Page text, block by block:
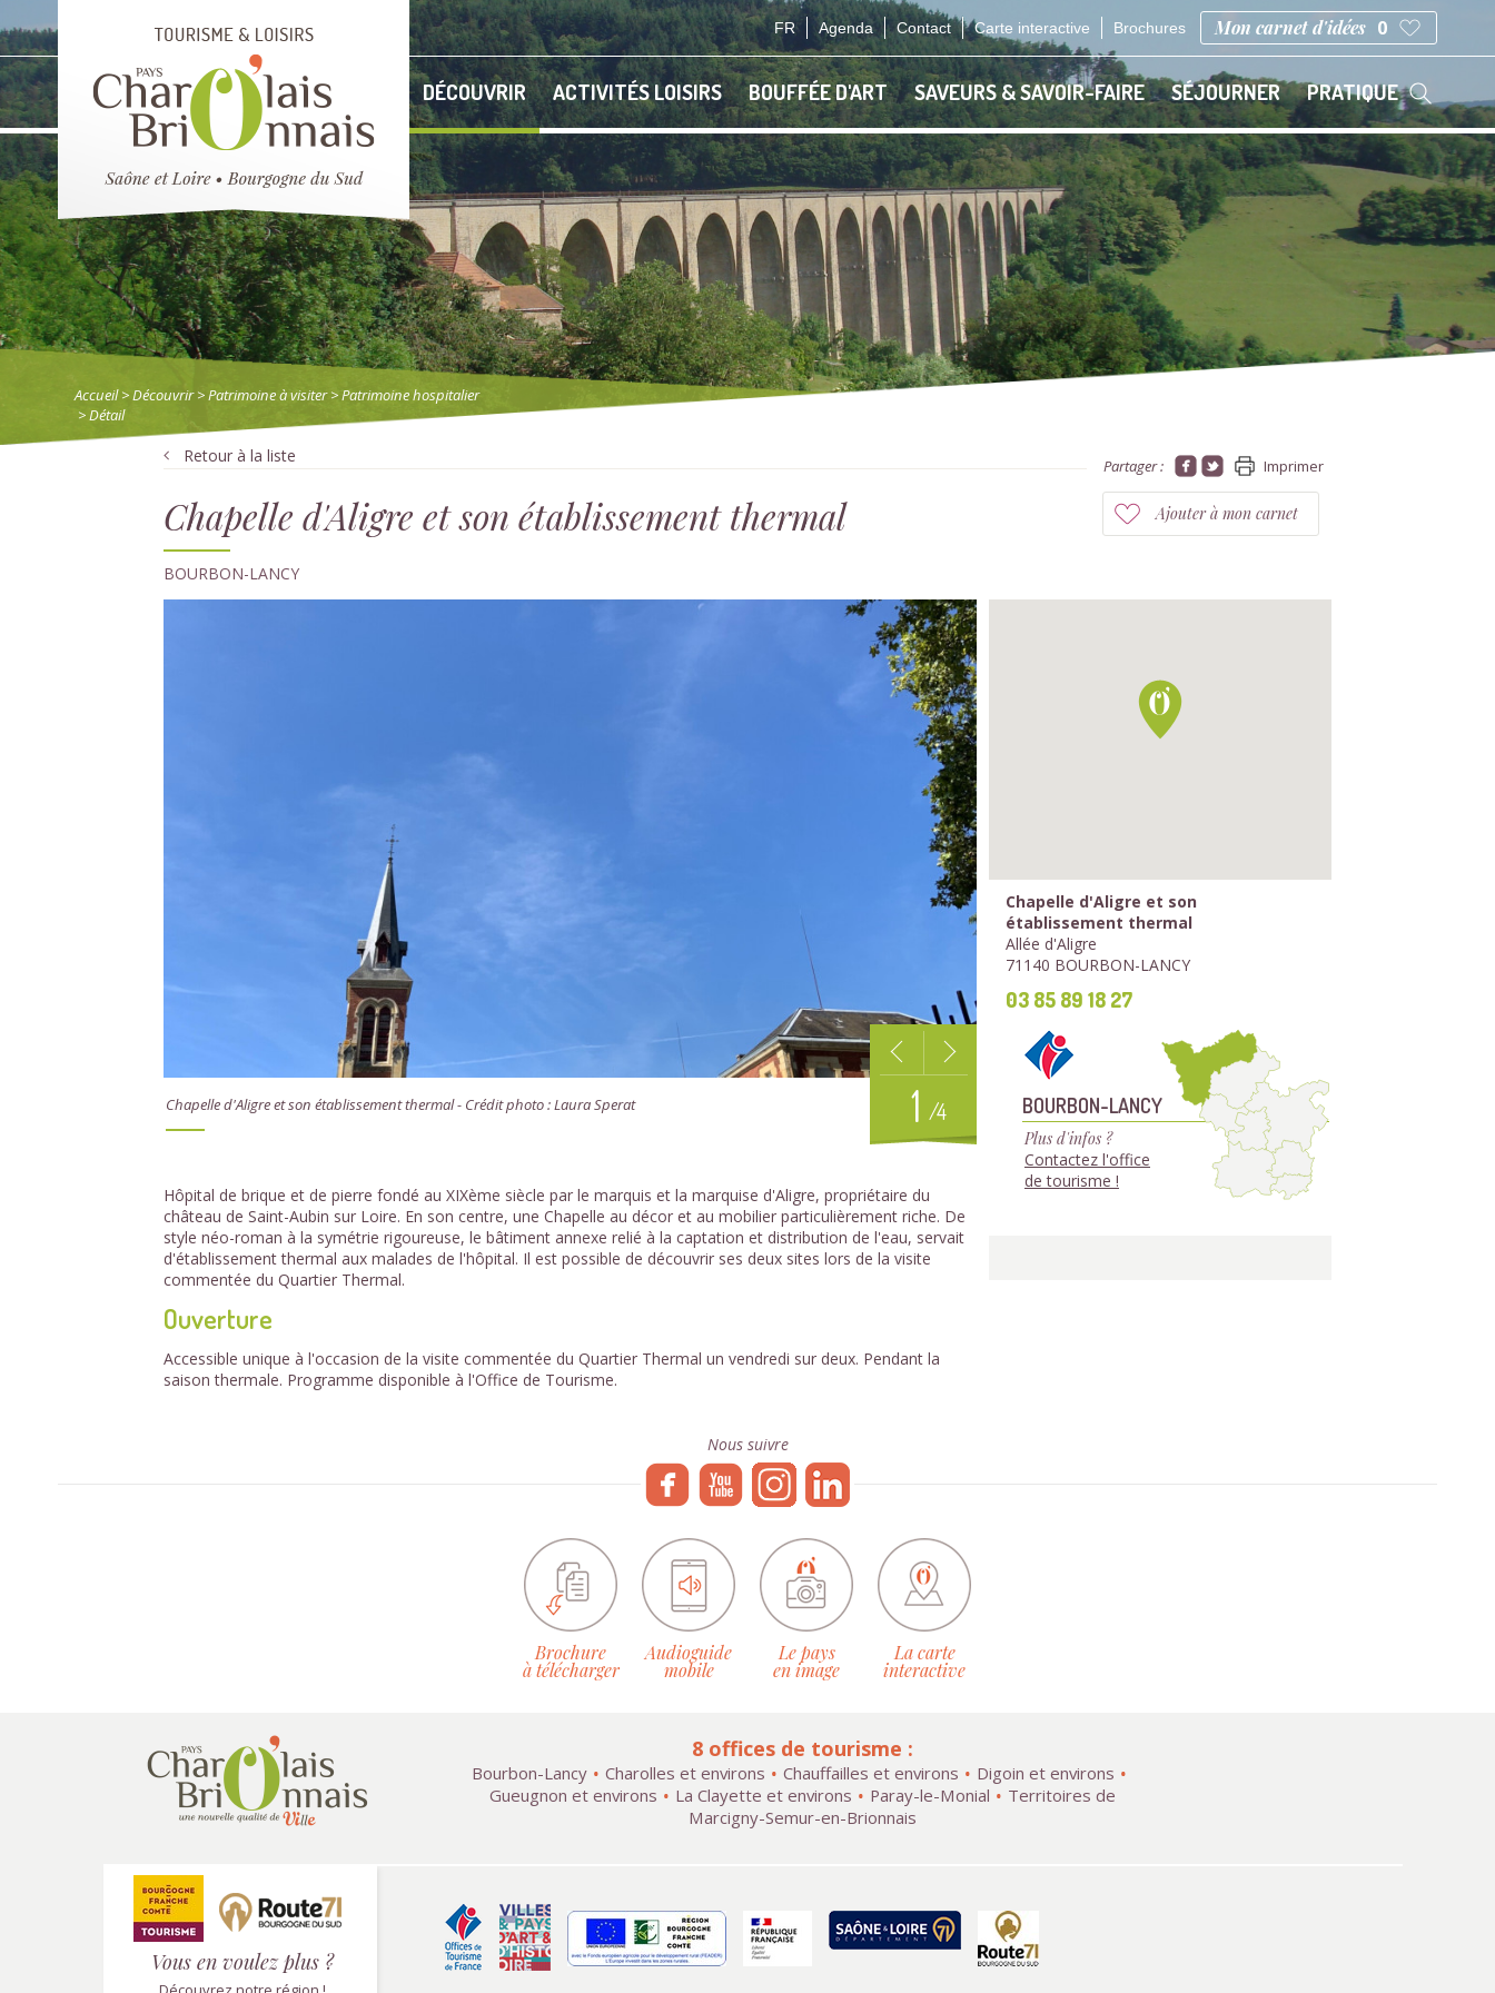
FR Agenda Contact Carte interactive Brochures Mon carnet d'idées 0
DÉCOUVRIR ACTIVITÉS LOISIRS BOUFFÉE D'ART SAVEURS & SAVOIR-FAIRE SÉJOURNER PRATIQUE
Accueil> Découvrir>Patrimoine à visiter>Patrimoine hospitalier
> Détail
Retour à la liste Partager : Imprimer
Chapelle d'Aligre et son établissement thermal
BOURBON-LANCY
Ajouter à mon carnet
Chapelle d'Aligre et son établissement thermal - Crédit photo : Laura Sperat 1 /4
Hôpital de brique et de pierre fondé au XIXème siècle par le marquis et la marquise d'Aligre, propriétaire du
château de Saint-Aubin sur Loire. En son centre, une Chapelle au décor et au mobilier particulièrement riche. De
style néo-roman à la symétrie rigoureuse, le bâtiment annexe relié à la captation et distribution de l'eau, servait
d'établissement thermal aux malades de l'hôpital. Il est possible de découvrir ses deux sites lors de la visite
commentée du Quartier Thermal.
Ouverture
Accessible unique à l'occasion de la visite commentée du Quartier Thermal un vendredi sur deux. Pendant la
saison thermale. Programme disponible à l'Office de Tourisme.
Chapelle d'Aligre et son
établissement thermal
Allée d'Aligre
71140 BOURBON-LANCY
03 85 89 18 27
BOURBON-LANCY
Plus d'infos ?
Contactez l'office
de tourisme !
Nous suivre
Brochure
à télécharger
Audioguide
mobile
Le pays
en image
La carte
interactive
8 offices de tourisme :
Bourbon-Lancy Charolles et environs Chauffailles et environs
Digoin et environs
Gueugnon et environs
La Clayette et environs Paray-le-Monial
Territoires de
Marcigny-Semur-en-Brionnais
Vous en voulez plus ?